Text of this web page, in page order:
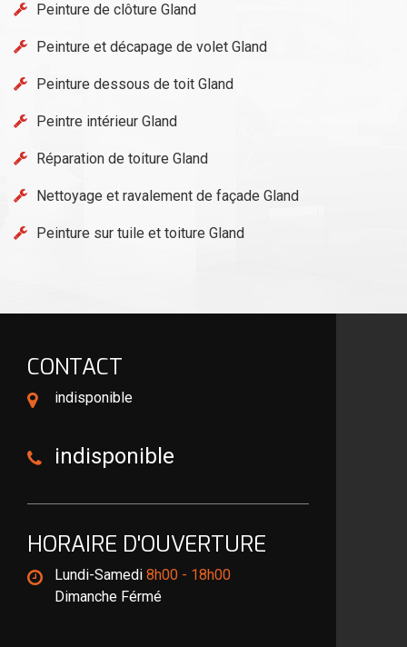
Peinture de clôture Gland
Peinture et décapage de volet Gland
Peinture dessous de toit Gland
Peintre intérieur Gland
Réparation de toiture Gland
Nettoyage et ravalement de façade Gland
Peinture sur tuile et toiture Gland
CONTACT
indisponible
indisponible
HORAIRE D'OUVERTURE
Lundi-Samedi 8h00 - 18h00
Dimanche Férmé